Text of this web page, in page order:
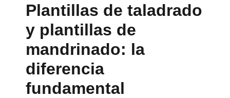
Plantillas de taladrado
y plantillas de
mandrinado: la
diferencia
fundamental